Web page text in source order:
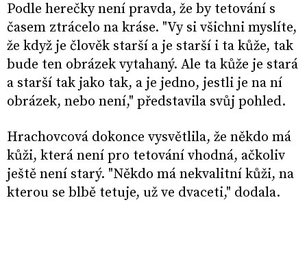
Podle herečky není pravda, že by tetování s
časem ztrácelo na kráse. "Vy si všichni myslíte,
že když je člověk starší a je starší i ta kůže, tak
bude ten obrázek vytahaný. Ale ta kůže je stará
a starší tak jako tak, a je jedno, jestli je na ní
obrázek, nebo není," představila svůj pohled.
Hrachovcová dokonce vysvětlila, že někdo má
kůži, která není pro tetování vhodná, ačkoliv
ještě není starý. "Někdo má nekvalitní kůži, na
kterou se blbě tetuje, už ve dvaceti," dodala.